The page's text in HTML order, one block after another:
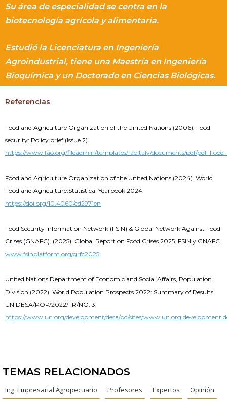
Su área de especialidad se centra en la
biotecnología agrícola y alimentaria.
Estudió la Licenciatura en Ingeniería
Agroindustrial, tiene una Maestría en Ingeniería
Bioquímica y un Doctorado en Ciencias Biológicas.
Referencias
Food and Agriculture Organization of the United Nations (2006). Food
security: Policy brief (Issue 2)
https://www.fao.org/fileadmin/templates/faoitaly/documents/pdf/
Food and Agriculture Organization of the United Nations (2024). World
Food and Agriculture:Statistical Yearbook 2024.
https://doi.org/10.4060/cd2971en
Food Security Information Network (FSIN) & Global Network Against Food
Crises (GNAFC). (2025). Global Report on Food Crises 2025. FSIN y GNAFC.
www.fsinplatform.org/grfc2025
United Nations Department of Economic and Social Affairs, Population
Division (2022). World Population Prospects 2022: Summary of Results.
UN DESA/POP/2022/TR/NO. 3.
https://www.un.org/development/desa/pd/sites/
TEMAS RELACIONADOS
Ing. Empresarial Agropecuario Profesores Expertos Opinión